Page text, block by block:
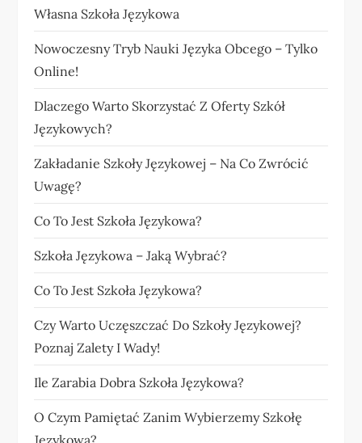
Własna Szkoła Językowa
Nowoczesny Tryb Nauki Języka Obcego – Tylko
Online!
Dlaczego Warto Skorzystać Z Oferty Szkół
Językowych?
Zakładanie Szkoły Językowej – Na Co Zwrócić
Uwagę?
Co To Jest Szkoła Językowa?
Szkoła Językowa – Jaką Wybrać?
Co To Jest Szkoła Językowa?
Czy Warto Uczęszczać Do Szkoły Językowej?
Poznaj Zalety I Wady!
Ile Zarabia Dobra Szkoła Językowa?
O Czym Pamiętać Zanim Wybierzemy Szkołę
Językową?